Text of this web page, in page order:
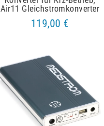
Air11 Gleichstromkonverter
119,00 €